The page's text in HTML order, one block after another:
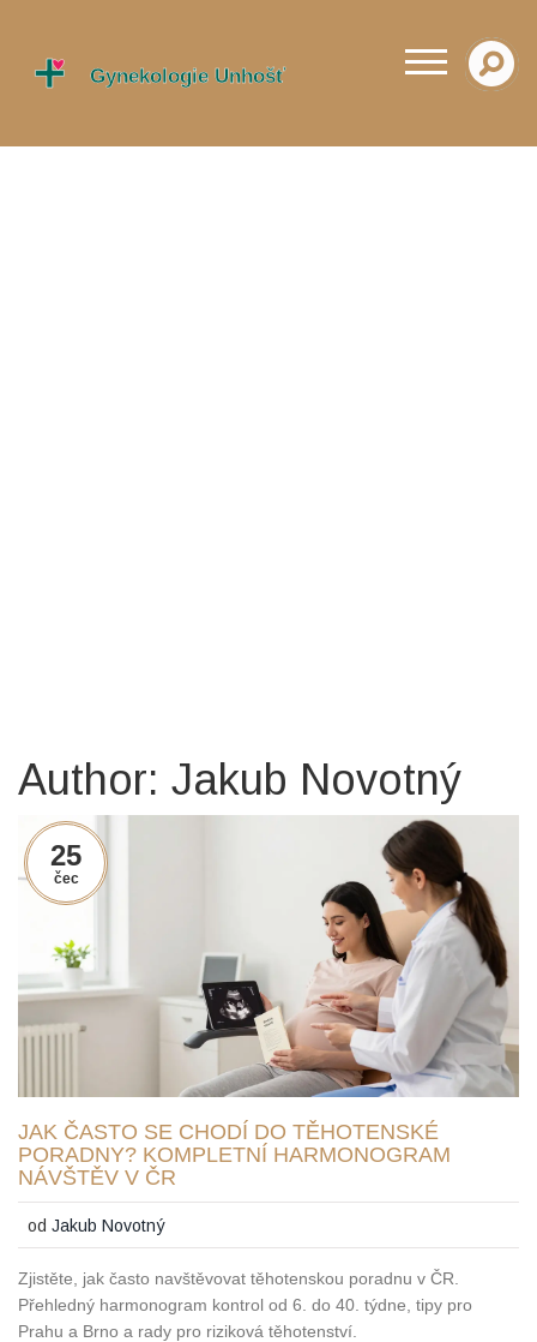
Author: Jakub Novotný
25
čec
JAK ČASTO SE CHODÍ DO TĚHOTENSKÉ
PORADNY? KOMPLETNÍ HARMONOGRAM
NÁVŠTĚV V ČR
odJakub Novotný
Zjistěte, jak často navštěvovat těhotenskou poradnu v ČR.
Přehledný harmonogram kontrol od 6. do 40. týdne, tipy pro
Prahu a Brno a rady pro riziková těhotenství.